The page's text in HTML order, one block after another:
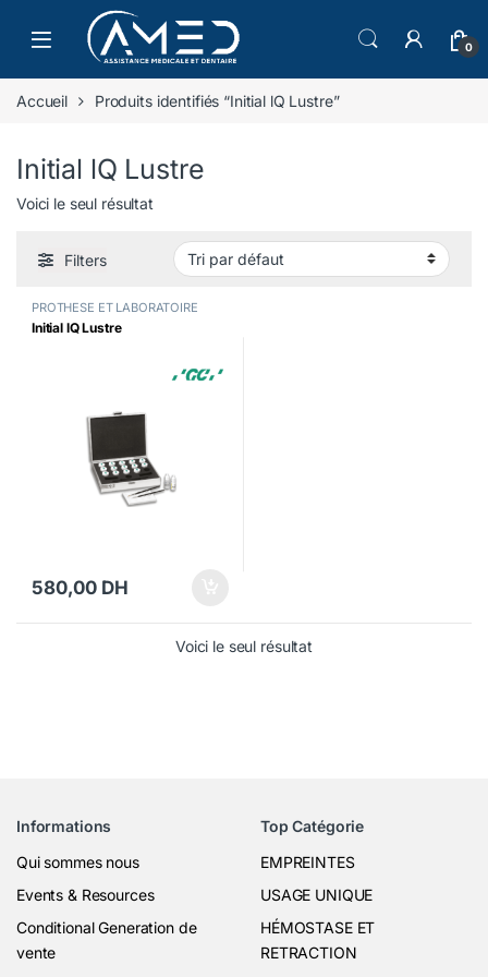
Skip to navigation
Skip to content
0
Accueil Produits identifiés “Initial lQ Lustre”
Initial lQ Lustre
Voici le seul résultat
Filters
PROTHESE ET LABORATOIRE
Initial lQ Lustre
580,00 DH
Voici le seul résultat
Informations
Qui sommes nous
Events & Resources
Conditional Generation de
vente
Top Catégorie
EMPREINTES
USAGE UNIQUE
HÉMOSTASE ET
RETRACTION